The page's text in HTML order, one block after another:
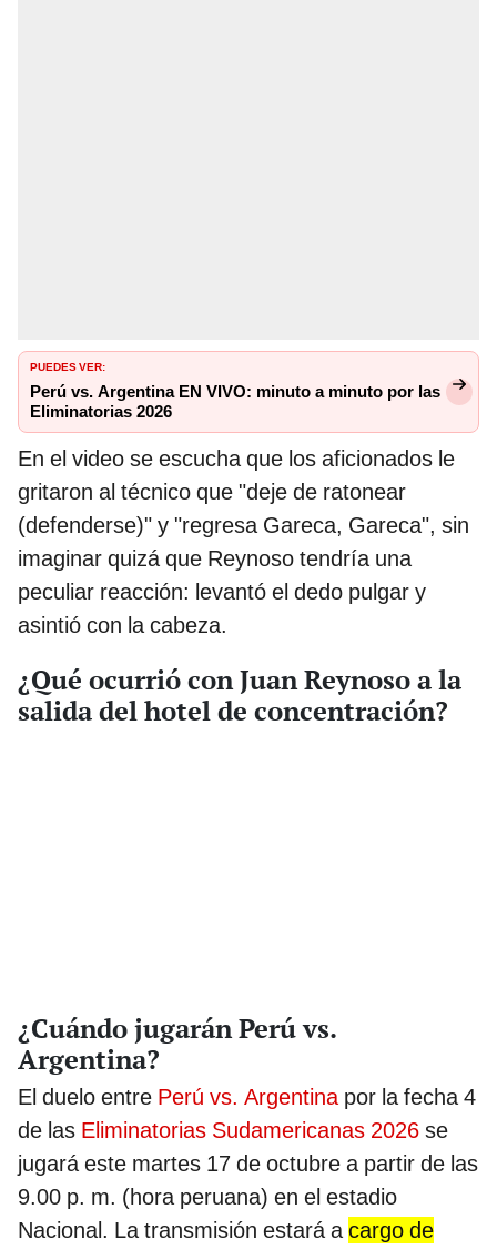
PUEDES VER:
Perú vs. Argentina EN VIVO: minuto a minuto por las
Eliminatorias 2026
En el video se escucha que los aficionados le
gritaron al técnico que "deje de ratonear
(defenderse)" y "regresa Gareca, Gareca", sin
imaginar quizá que Reynoso tendría una
peculiar reacción: levantó el dedo pulgar y
asintió con la cabeza.
¿Qué ocurrió con Juan Reynoso a la
salida del hotel de concentración?
¿Cuándo jugarán Perú vs.
Argentina?
El duelo entre Perú vs. Argentinapor la fecha 4
de las Eliminatorias Sudamericanas 2026 se
jugará este martes 17 de octubre a partir de las
9.00 p. m. (hora peruana) en el estadio
Nacional. La transmisión estará acargo de